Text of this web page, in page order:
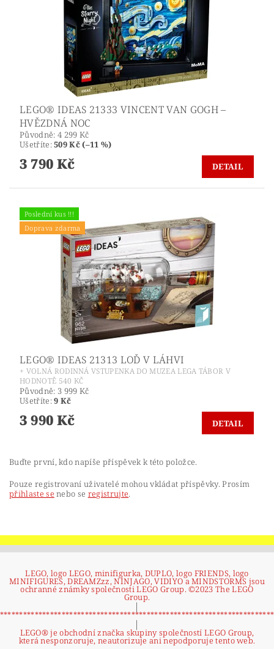
LEGO® IDEAS 21333 VINCENT VAN GOGH –
HVĚZDNÁ NOC
Původně: 4 299 Kč
Ušetříte:509 Kč (–11 %)
3 790 Kč DETAIL
Poslední kus !!!
Doprava zdarma
LEGO® IDEAS 21313 LOĎ V LÁHVI
+ VOLNÁ RODINNÁ VSTUPENKA DO MUZEA LEGA TÁBOR V
HODNOTĚ 540 KČ
Původně: 3 999 Kč
Ušetříte:9 Kč
3 990 Kč DETAIL
Buďte první, kdo napíše příspěvek k této položce.
Pouze registrovaní uživatelé mohou vkládat příspěvky. Prosím
přihlaste se nebo se registrujte.
LEGO, logo LEGO, minifigurka, DUPLO, logo FRIENDS, logo
MINIFIGURES, DREAMZzz, NINJAGO, VIDIYO a MINDSTORMS jsou
ochranné známky společnosti LEGO Group. ©2023 The LEGO
Group.
|
|
LEGO® je obchodní značka skupiny společností LEGO Group,
která nesponzoruje, neautorizuje ani nepodporuje tento web.